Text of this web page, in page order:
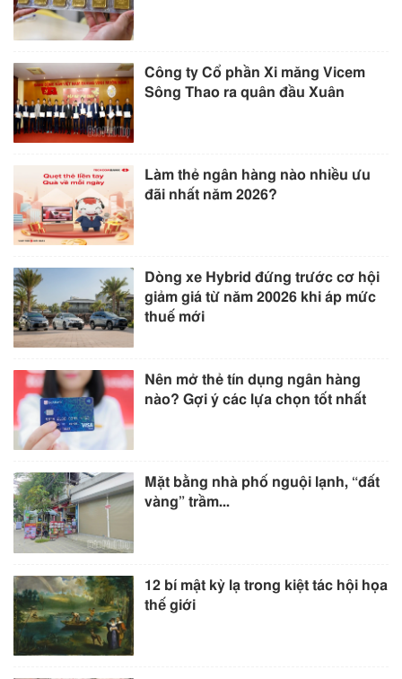
Công ty Cổ phần Xi măng Vicem
Sông Thao ra quân đầu Xuân
Làm thẻ ngân hàng nào nhiều ưu
đãi nhất năm 2026?
Dòng xe Hybrid đứng trước cơ hội
giảm giá từ năm 20026 khi áp mức
thuế mới
Nên mở thẻ tín dụng ngân hàng
nào? Gợi ý các lựa chọn tốt nhất
Mặt bằng nhà phố nguội lạnh, “đất
vàng” trầm...
12 bí mật kỳ lạ trong kiệt tác hội họa
thế giới